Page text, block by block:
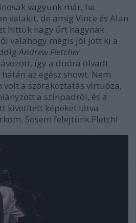
vagyunk már, ha
valakit, de amíg Vince és Alan
hittük nagy űrt hagynak
valahogy mégis jól jött ki a
Andrew Fletcher
így a duóra olvadt
az egész showt. Nem
volt a szórakoztatás virtuóza,
a színpadról, és a
kivetített képeket látva
Sosem felejtünk Fletch!